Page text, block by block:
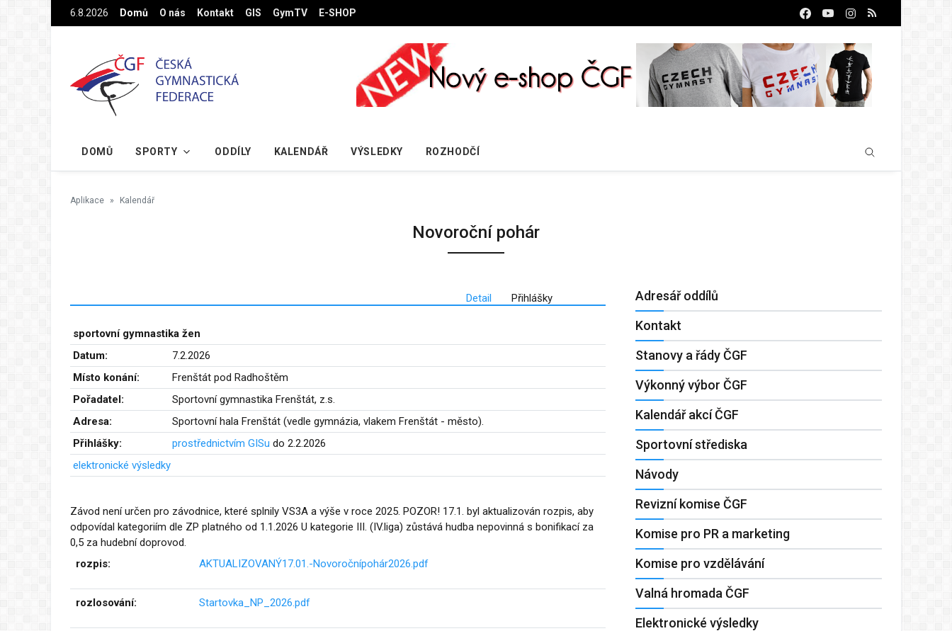
Na hlavní obsah6.8.2026 Domů O nás Kontakt GIS GymTV E-SHOP
DOMŮ SPORTY ODDÍLY KALENDÁŘ VÝSLEDKY ROZHODČÍ
Aplikace Kalendář
Novoroční pohár
Detail Přihlášky
sportovní gymnastika žen
Datum:
7.2.2026
Místo konání:
Frenštát pod Radhoštěm
Pořadatel:
Sportovní gymnastika Frenštát, z.s.
Adresa:
Sportovní hala Frenštát (vedle gymnázia, vlakem Frenštát - město).
Přihlášky:
prostřednictvím GISu do 2.2.2026
elektronické výsledky
Závod není určen pro závodnice, které splnily VS3A a výše v roce 2025. POZOR! 17.1. byl aktualizován rozpis, aby
odpovídal kategoriím dle ZP platného od 1.1.2026 U kategorie III. (IV.liga) zůstává hudba nepovinná s bonifikací za
0,5 za hudební doprovod.
rozpis:
AKTUALIZOVANÝ17.01.-Novoročnípohár2026.pdf
rozlosování: Startovka_NP_2026.pdf
Adresář oddílů
Kontakt
Stanovy a řády ČGF
Výkonný výbor ČGF
Kalendář akcí ČGF
Sportovní střediska
Návody
Revizní komise ČGF
Komise pro PR a marketing
Komise pro vzdělávání
Valná hromada ČGF
Elektronické výsledky